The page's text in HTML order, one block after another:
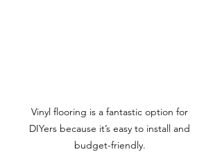
Vinyl flooring is a fantastic option for
DIYers because it’s easy to install and
budget-friendly.